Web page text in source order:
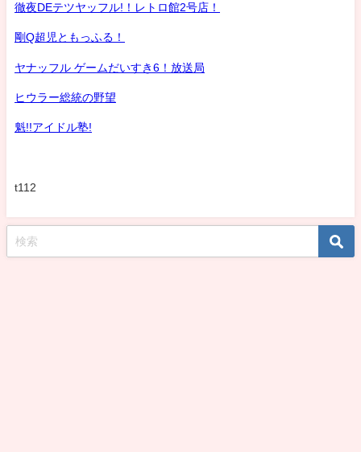
徹夜DEテツヤッフル!！レトロ館2号店！
剛Q超児ともっふる！
ヤナッフル ゲームだいすき6！放送局
ヒウラー総統の野望
魁!!アイドル塾!
t112